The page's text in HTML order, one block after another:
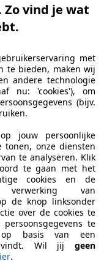
1,4 m x 1,1 m
u
van een populaire
tussen deze
een moderne
en modernere
was echter
vind je wat
met
te bieden, maken wij
andere technologie
nu: 'cookies'), om
(bijv.
jouw persoonlijke
tonen, onze diensten
te analyseren. Klik
te gaan met het
cookies en de
verwerking van
de knop linksonder
over de cookies te
te
basis van een
Wil jij geen
.